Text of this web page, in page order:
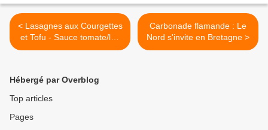
< Lasagnes aux Courgettes
et Tofu - Sauce tomate/lait
de coco
Carbonade flamande : Le
Nord s'invite en Bretagne >
Hébergé par Overblog
Top articles
Pages